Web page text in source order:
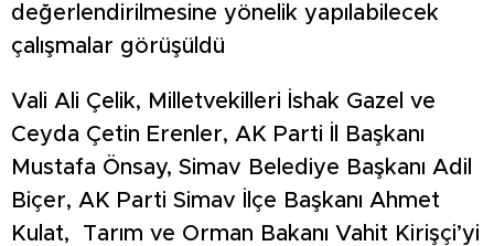
değerlendirilmesine yönelik yapılabilecek
çalışmalar görüşüldü
Vali Ali Çelik, Milletvekilleri İshak Gazel ve
Ceyda Çetin Erenler, AK Parti İl Başkanı
Mustafa Önsay, Simav Belediye Başkanı Adil
Biçer, AK Parti Simav İlçe Başkanı Ahmet
Kulat, Tarım ve Orman Bakanı Vahit Kirişçi’yi